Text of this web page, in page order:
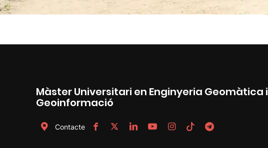
Màster Universitari en Enginyeria Geomàtica i
Geoinformació
Contacte